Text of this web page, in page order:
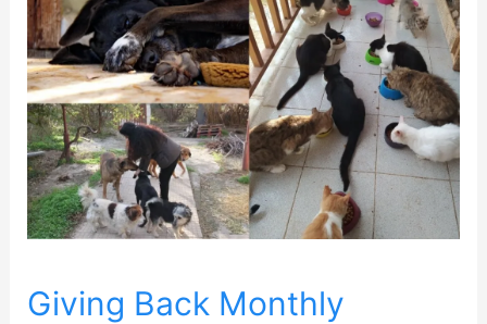
Giving Back Monthly
Κωνσταντίνα
Πέγιου